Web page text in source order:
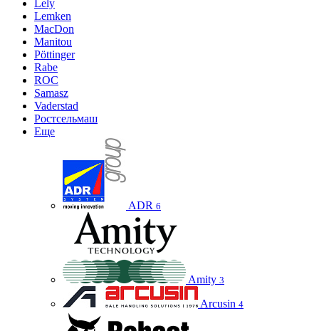
Lely
Lemken
MacDon
Manitou
Pöttinger
Rabe
ROC
Samasz
Vaderstad
Ростсельмаш
Еще
ADR 6
Amity 3
Arcusin 4